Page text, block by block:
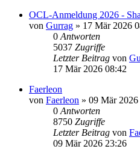
OCL-Anmeldung 2026 -
von Gurrag » 17 Mär 2026
0 Antworten
5037 Zugriffe
Letzter Beitrag von
17 Mär 2026 08:42
Faerleon
von Faerleon » 09 Mär
0 Antworten
8750 Zugriffe
Letzter Beitrag von
09 Mär 2026 23:26